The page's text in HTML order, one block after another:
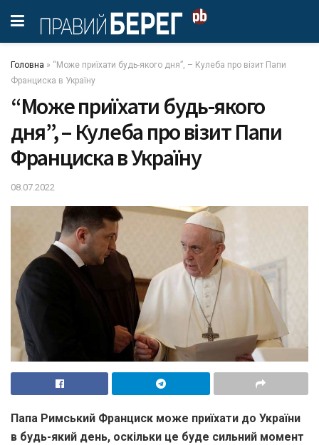
Головна » “Може приїхати будь-якого дня”, – Кулеба про візит Папи
Франциска в Україну
“Може приїхати будь-якого
дня”, – Кулеба про візит Папи
Франциска в Україну
08.07.2022
Папа Римський Франциск може приїхати до України
в будь-який день, оскільки це буде сильний момент